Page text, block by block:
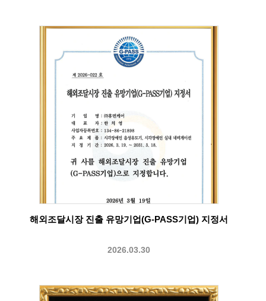
해외조달시장 진출 유망기업(G-PASS기업) 지정서
2026.03.30